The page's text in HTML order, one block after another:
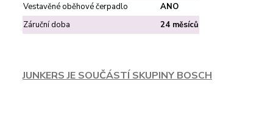
Vestavěné oběhové čerpadlo
ANO
Záruční doba
24 měsíců
JUNKERS JE SOUČÁSTÍ SKUPINY BOSCH